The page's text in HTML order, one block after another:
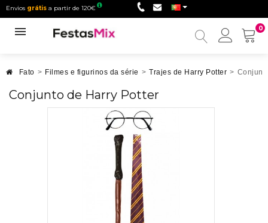
Envios grátis a partir de 120€
0
Minha
Fato > Filmes e figurinos da série > Trajes de Harry Potter >
Conjunto de Harry Potter